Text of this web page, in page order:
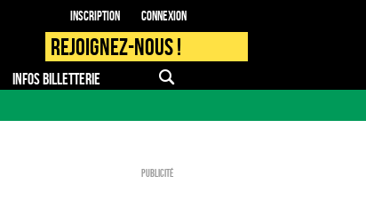
Inscription Connexion
Rejoignez-nous !
INFOS BILLETTERIE APPLI MOBILE
Publicité